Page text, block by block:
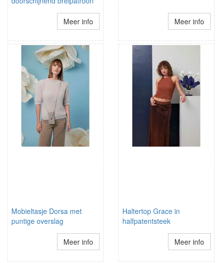
Meer info Meer info
Mobieltasje Dorsa met
puntige overslag
Meer info
Haltertop Grace in
halfpatentsteek
Meer info